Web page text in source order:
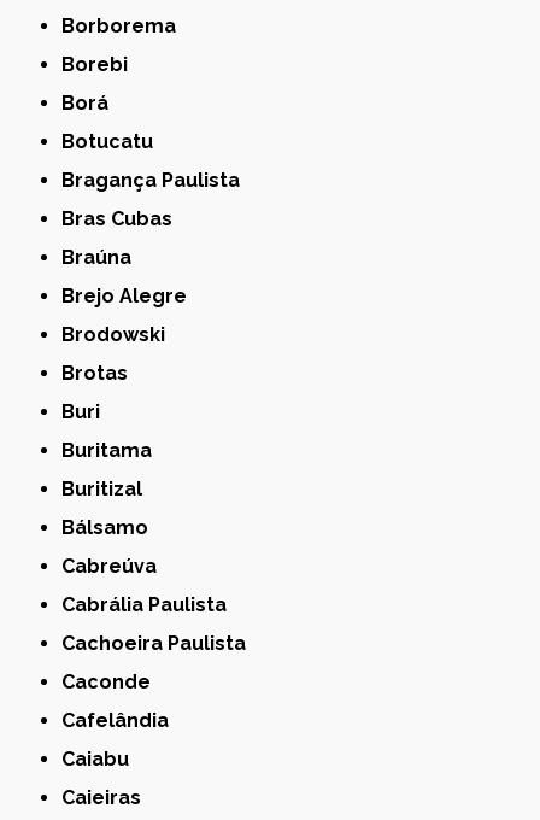
Borborema
Borebi
Borá
Botucatu
Bragança Paulista
Bras Cubas
Braúna
Brejo Alegre
Brodowski
Brotas
Buri
Buritama
Buritizal
Bálsamo
Cabreúva
Cabrália Paulista
Cachoeira Paulista
Caconde
Cafelândia
Caiabu
Caieiras